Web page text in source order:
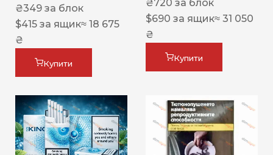
₴349 за блок
$415 за ящик≈ 18 675
₴
Купити
₴720 за блок
$690 за ящик≈ 31 050
₴
Купити